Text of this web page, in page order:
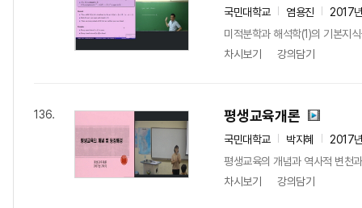
국민대학교 염용진
2017
미적분학과 해석학(1)의 기본지
차시보기
강의담기
136. 평생교육개론
국민대학교 박지혜
2017
평생교육의 개념과 역사적 변천
차시보기
강의담기